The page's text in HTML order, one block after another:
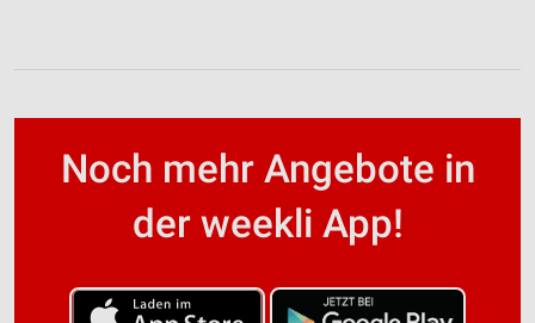
Noch mehr Angebote in
der weekli App!